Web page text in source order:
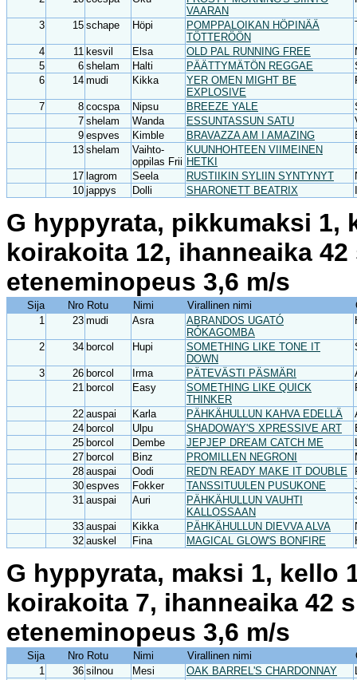
VAARAN
3 15 schape Höpi
POMPPALOIKAN HÖPINÄÄ
TÖTTERÖÖN
4 11 kesvil Elsa OLD PAL RUNNING FREE
5
6 shelam Halti PÄÄTTYMÄTÖN REGGAE
6
14 mudi Kikka
YER OMEN MIGHT BE
EXPLOSIVE
7 8 cocspa Nipsu BREEZE YALE
7 shelam Wanda ESSUNTASSUN SATU
9 espves Kimble BRAVAZZA AM I AMAZING
13 shelam
Vaihto-
oppilas Frii
KUUNHOHTEEN VIIMEINEN
HETKI
17 lagrom Seela RUSTIIKIN SYLIIN SYNTYNYT
10 jappys Dolli SHARONETT BEATRIX
G hyppyrata, pikkumaksi 1,
koirakoita 12, ihanneaika
eteneminopeus 3,6 m/s
Sija Nro Rotu Nimi Virallinen nimi
1
23 mudi Asra
ABRANDOS UGATÓ
RÓKAGOMBA
2 34 borcol Hupi
SOMETHING LIKE TONE IT
DOWN
3 26 borcol Irma PÄTEVÄSTI PÄSMÄRI
21 borcol Easy
SOMETHING LIKE QUICK
THINKER
22 auspai Karla PÄHKÄHULLUN KAHVA EDELLÄ
24 borcol Ulpu SHADOWAY'S XPRESSIVE ART
25 borcol Dembe JEPJEP DREAM CATCH ME
27 borcol Binz PROMILLEN NEGRONI
28 auspai Oodi RED'N READY MAKE IT DOUBLE
30 espves Fokker TANSSITUULEN PUSUKONE
31 auspai Auri
PÄHKÄHULLUN VAUHTI
KALLOSSAAN
33 auspai Kikka PÄHKÄHULLUN DIEVVA ALVA
32 auskel Fina MAGICAL GLOW'S BONFIRE
G hyppyrata, maksi 1, kello
koirakoita 7, ihanneaika 42
eteneminopeus 3,6 m/s
Sija Nro Rotu Nimi Virallinen nimi
1
36 silnou Mesi OAK BARREL'S CHARDONNAY